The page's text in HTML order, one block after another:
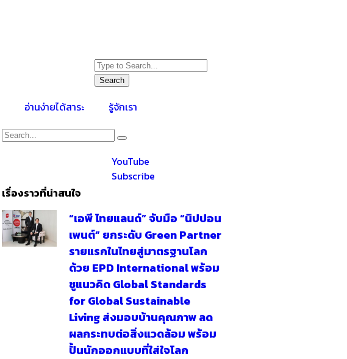
Search
อ่านง่ายได้สาระ รู้จักเรา
YouTube
Subscribe
เรื่องราวที่น่าสนใจ
“เอพี ไทยแลนด์” จับมือ “นิปปอน
เพนต์” ยกระดับ Green Partner
รายแรกในไทยสู่มาตรฐานโลก
ด้วย EPD International พร้อม
ชูแนวคิด Global Standards
for Global Sustainable
Living ส่งมอบบ้านคุณภาพ ลด
ผลกระทบต่อสิ่งแวดล้อม พร้อม
ปั้นนักออกแบบที่ใส่ใจโลก